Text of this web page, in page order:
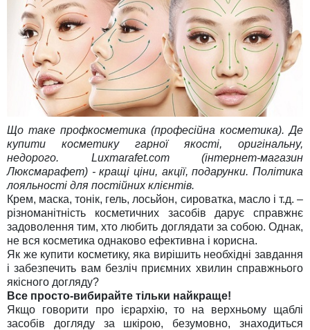
Що таке профкосметика (професійна косметика). Де
купити косметику гарної якості, оригінальну,
недорого. Luxmarafet.com (інтернет-магазин
Люксмарафет) - кращі ціни, акції, подарунки. Політика
лояльності для постійних клієнтів.
Крем, маска, тонік, гель, лосьйон, сироватка, масло і т.д. –
різноманітність косметичних засобів дарує справжнє
задоволення тим, хто любить доглядати за собою. Однак,
не вся косметика однаково ефективна і корисна.
Як же купити косметику, яка вирішить необхідні завдання
і забезпечить вам безліч приємних хвилин справжнього
якісного догляду?
Все просто-вибирайте тільки найкраще!
Якщо говорити про ієрархію, то на верхньому щаблі
засобів догляду за шкірою, безумовно, знаходиться